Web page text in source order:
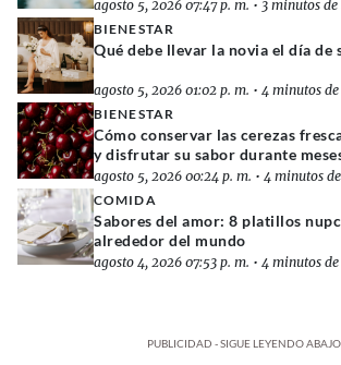
agosto 5, 2026 07:47 p. m. • 3 minutos
BIENESTAR
Qué debe llevar la novia el día de
agosto 5, 2026 01:02 p. m. • 4 minutos
BIENESTAR
Cómo conservar las cerezas
y disfrutar su sabor durante
agosto 5, 2026 00:24 p. m. • 4 minutos
COMIDA
Sabores del amor: 8 platillos
alrededor del mundo
agosto 4, 2026 07:53 p. m. • 4 minutos
PUBLICIDAD - SIGUE LEYENDO ABAJO